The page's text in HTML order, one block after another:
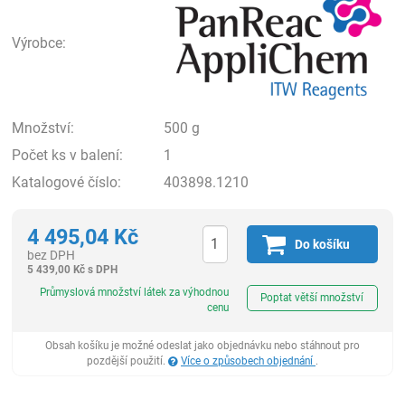
Výrobce:
Množství:
500 g
Počet ks v balení:
1
Katalogové číslo:
403898.1210
4 495,04 Kč
bez DPH
5 439,00Kč s DPH
Do košíku
Průmyslová množství látek za výhodnou
cenu
Poptat větší množství
Obsah košíku je možné odeslat jako objednávku nebo stáhnout pro
pozdější použití.
Více o způsobech objednání .